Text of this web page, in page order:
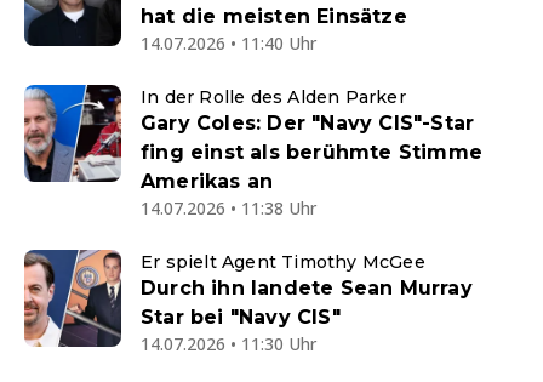
hat die meisten Einsätze
14.07.2026 • 11:40 Uhr
In der Rolle des Alden Parker
Gary Coles: Der "Navy CIS"-Star
fing einst als berühmte Stimme
Amerikas an
14.07.2026 • 11:38 Uhr
Er spielt Agent Timothy McGee
Durch ihn landete Sean Murray
Star bei "Navy CIS"
14.07.2026 • 11:30 Uhr